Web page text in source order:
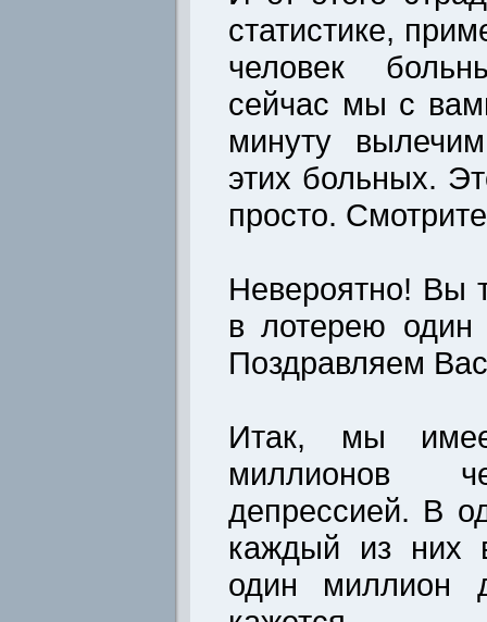
статистике,
человек
сейчас мы с
минуту
этих больных.
просто.
Невероятно! Вы
в лотерею один
Поздравляем
Итак, мы
миллионов
депрессией. В
каждый из них
один миллион